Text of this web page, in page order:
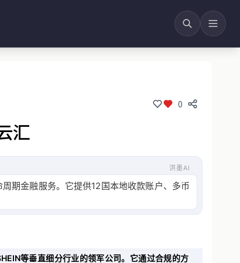
0
汇
洪墨AI
期金融服务。它提供12国本地收款账户、多币
等垂直细分行业的领军公司。它通过合规的方